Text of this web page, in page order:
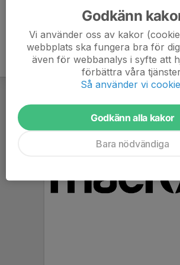
Godkänn
Vi använder oss av kakor
webbplats ska fungera bra för
även för webbanalys i syfte att
förbättra våra
Så använder vi
Godkänn alla kakor
Bara nödvändiga